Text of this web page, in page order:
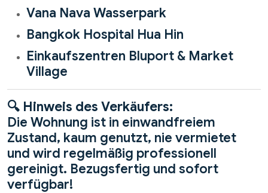
Vana Nava Wasserpark
Bangkok Hospital Hua Hin
Einkaufszentren Bluport & Market
Village
🔍 Hinweis des Verkäufers:
Die Wohnung ist in einwandfreiem
Zustand, kaum genutzt, nie vermietet
und wird regelmäßig professionell
gereinigt. Bezugsfertig und sofort
verfügbar!